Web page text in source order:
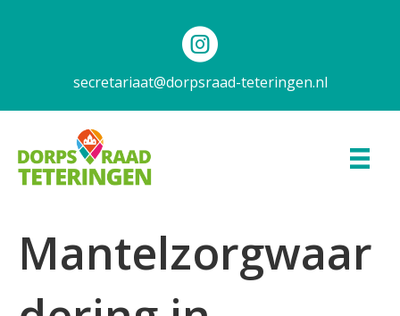
secretariaat@dorpsraad-teteringen.nl
Mantelzorgwaar